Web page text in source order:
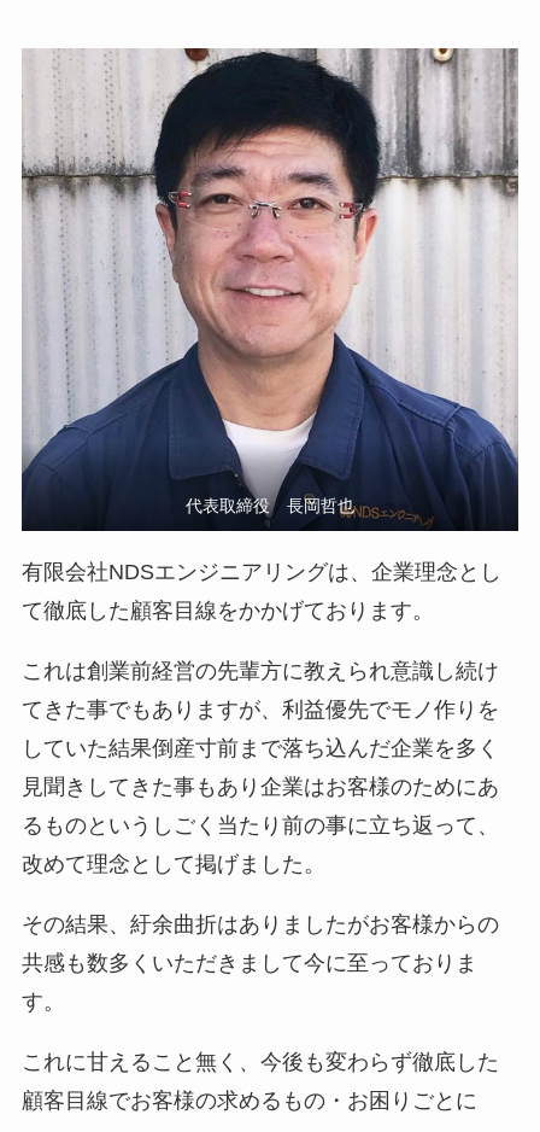
代表取締役 長岡哲也
有限会社NDSエンジニアリングは、企業理念とし
て徹底した顧客目線をかかげております。
これは創業前経営の先輩方に教えられ意識し続け
てきた事でもありますが、利益優先でモノ作りを
していた結果倒産寸前まで落ち込んだ企業を多く
見聞きしてきた事もあり企業はお客様のためにあ
るものというしごく当たり前の事に立ち返って、
改めて理念として掲げました。
その結果、紆余曲折はありましたがお客様からの
共感も数多くいただきまして今に至っておりま
す。
これに甘えること無く、今後も変わらず徹底した
顧客目線でお客様の求めるもの・お困りごとに